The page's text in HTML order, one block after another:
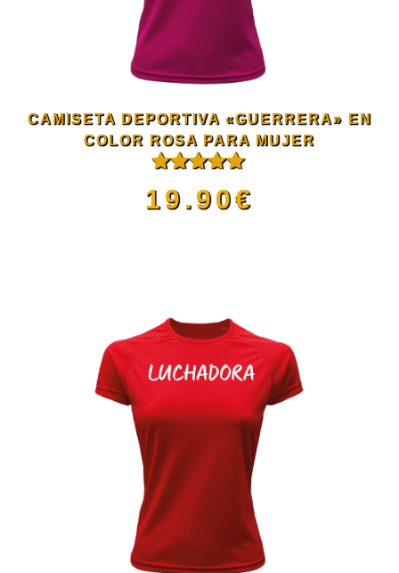
opciones
se
pueden
elegir
página
de
producto
CAMISETA DEPORTIVA «GUERRERA» EN
COLOR ROSA PARA MUJER
Valorado
con4.67
19.90€
tiene
múltiples
variantes.
Las
opciones